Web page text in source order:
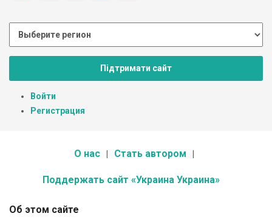
Підтримати сайт
Войти
Регистрация
О нас Стать автором
Поддержать сайт «Украина Украина»
Об этом сайте